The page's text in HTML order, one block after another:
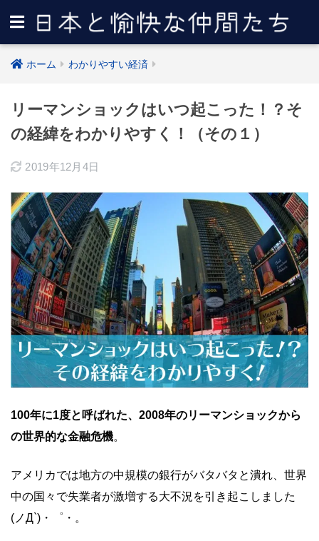
ホーム わかりやすい経済
リーマンショックはいつ起こった！？そ
の経緯をわかりやすく！（その１）
2019年12月4日
100年に1度と呼ばれた、2008年のリーマンショックから
の世界的な金融危機。
アメリカでは地方の中規模の銀行がバタバタと潰れ、世界
中の国々で失業者が激増する大不況を引き起こしました
(ノД`)・゜・。